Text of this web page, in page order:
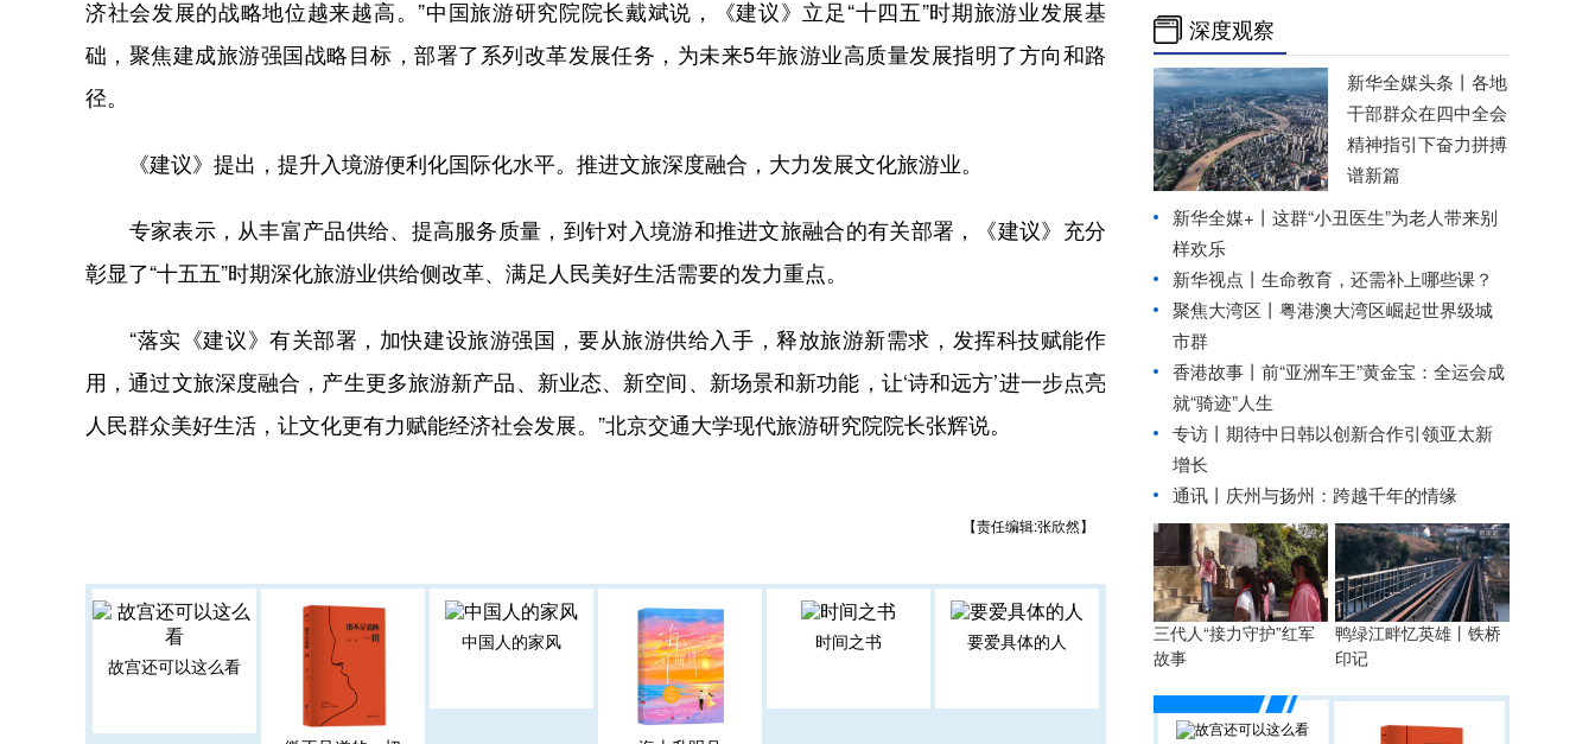
济社会发展的战略地位越来越高。”中国旅游研究院院长戴斌说，《建议》立足“十四五”时期旅游业发展基
础，聚焦建成旅游强国战略目标，部署了系列改革发展任务，为未来5年旅游业高质量发展指明了方向和路
径。
《建议》提出，提升入境游便利化国际化水平。推进文旅深度融合，大力发展文化旅游业。
专家表示，从丰富产品供给、提高服务质量，到针对入境游和推进文旅融合的有关部署，《建议》充分
彰显了“十五五”时期深化旅游业供给侧改革、满足人民美好生活需要的发力重点。
“落实《建议》有关部署，加快建设旅游强国，要从旅游供给入手，释放旅游新需求，发挥科技赋能作
用，通过文旅深度融合，产生更多旅游新产品、新业态、新空间、新场景和新功能，让‘诗和远方’进一步点亮
人民群众美好生活，让文化更有力赋能经济社会发展。”北京交通大学现代旅游研究院院长张辉说。
【责任编辑:张欣然】
故宫还可以这么看
中国人的家风 时间之书 要爱具体的人
深度观察
新华全媒头条丨 各地
干部群众在四中全会
精神指引下奋力拼搏
谱新篇
新华全媒+丨 这群“小丑医生”为老人带来别
样欢乐
新华视点丨 生命教育，还需补上哪些课？
聚焦大湾区丨 粤港澳大湾区崛起世界级城
市群
香港故事丨 前“亚洲车王”黄金宝：全运会成
就“骑迹”人生
专访丨期待中日韩以创新合作引领亚太新
增长
通讯丨庆州与扬州：跨越千年的情缘
三代人“接力守护”红军
故事
鸭绿江畔忆英雄丨铁桥
印记